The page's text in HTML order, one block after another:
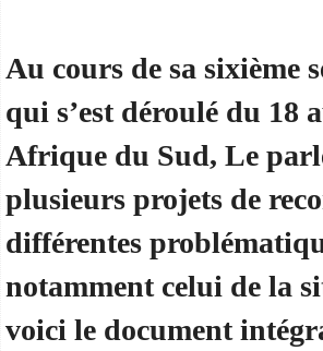
Au cours de sa sixième
qui s’est déroulé du 18
Afrique du Sud, Le
plusieurs projets de
différentes
notamment celui de la
voici le document